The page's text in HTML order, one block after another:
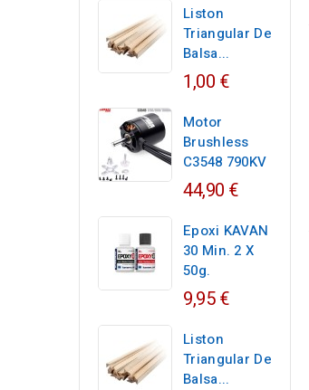
Liston
Triangular De
Balsa...
1,00 €
Motor
Brushless
C3548 790KV
44,90 €
Epoxi KAVAN
30 Min. 2 X
50g.
9,95 €
Liston
Triangular De
Balsa...